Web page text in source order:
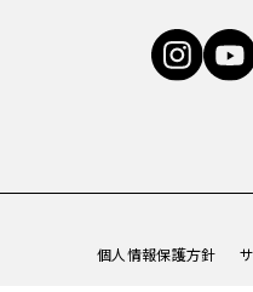
個人情報保護方針